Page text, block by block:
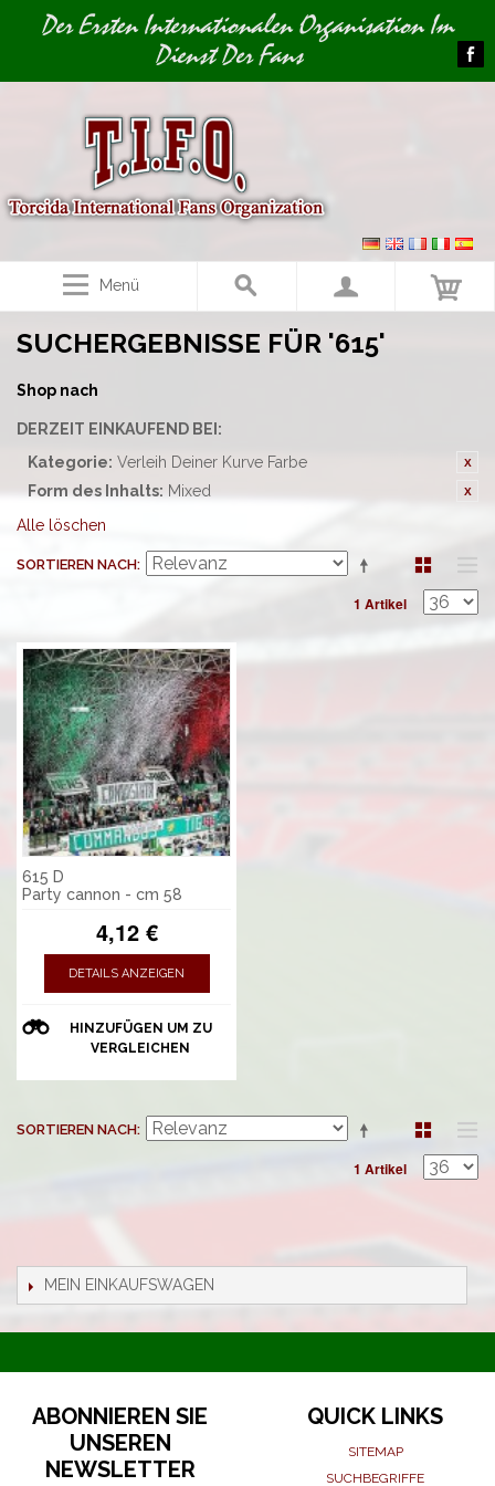
Image 01Der Ersten Internationalen Organisation Im
Dienst Der Fans
Menü
SUCHERGEBNISSE FÜR '615'
Shop nach
DERZEIT EINKAUFEND BEI:
Kategorie: Verleih Deiner Kurve Farbe
Form des Inhalts: Mixed
Alle löschen
SORTIEREN NACH
1 Artikel
615 D
Party cannon - cm 58
4,12 €
DETAILS ANZEIGEN
HINZUFÜGEN UM ZU
VERGLEICHEN
SORTIEREN NACH
1 Artikel
MEIN EINKAUFSWAGEN
ABONNIEREN SIE
UNSEREN
NEWSLETTER
QUICK LINKS
SITEMAP
SUCHBEGRIFFE